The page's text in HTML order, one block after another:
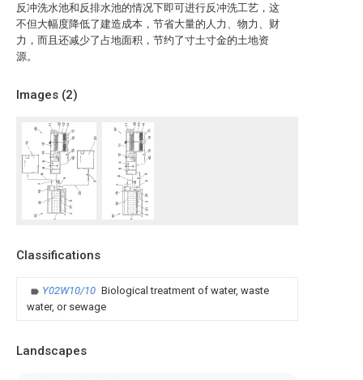
反冲洗水池和反排水池的情况下即可进行反冲洗工艺，这
不但大幅度降低了建造成本，节省大量的人力、物力、财
力，而且还减少了占地面积，节约了寸土寸金的土地资
源。
Images (2)
Classifications
Y02W10/10 Biological treatment of water, waste
water, or sewage
Landscapes